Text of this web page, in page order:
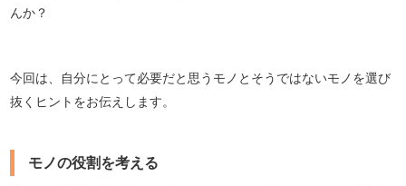
んか？
今回は、自分にとって必要だと思うモノとそうではないモノを選び
抜くヒントをお伝えします。
モノの役割を考える